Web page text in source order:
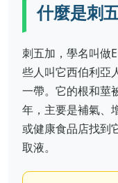
什麼是刺
刺五加，學名叫
些人叫它西伯利亞
一帶。它的根和莖
年，主要是補氣、
或健康食品店找到
取液。